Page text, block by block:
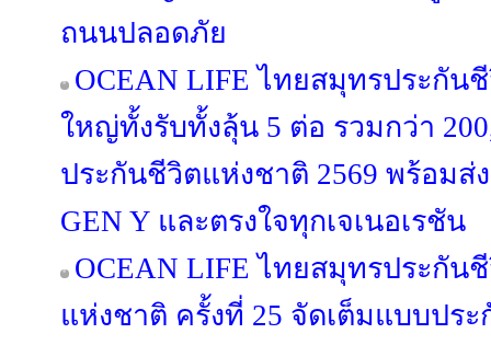
ถนนปลอดภัย
OCEAN LIFE ไทยสมุทรประกัน
ใหญ่ทั้งรับทั้งลุ้น 5 ต่อ รวมกว่า
ประกันชีวิตแห่งชาติ 2569 พร้อม
GEN Y และตรงใจทุกเจเนอเรชัน
OCEAN LIFE ไทยสมุทรประกัน
แห่งชาติ ครั้งที่ 25 จัดเต็มแบบปร